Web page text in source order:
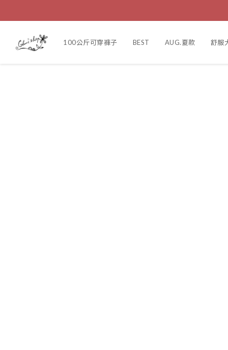
100公斤可穿褲子 BEST AUG.夏款 舒服